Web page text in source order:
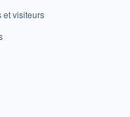
et visiteurs